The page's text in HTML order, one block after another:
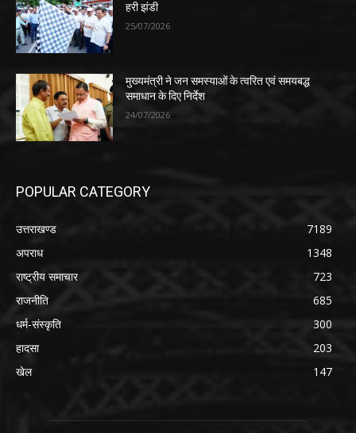
हरी झंडी
25/07/2026
मुख्यमंत्री ने जन समस्याओं के त्वरित एवं समयबद्ध
समाधान के दिए निर्देश
24/07/2026
POPULAR CATEGORY
उत्तराखण्ड
7189
अपराध
1348
राष्ट्रीय समाचार
723
राजनीति
685
धर्म-संस्कृति
300
हादसा
203
खेल
147